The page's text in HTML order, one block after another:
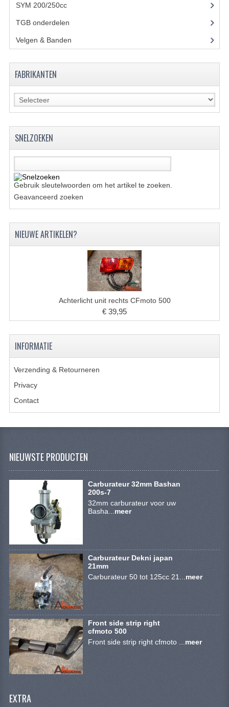
GEREEDSCHAP
BRANDSTOF SYSTEEM
ELEKTRONICA
KAPPEN EN FRAME
SCHOKBREKERS
STUUR INRICHTING
UITLAAT SYSTEEM
VERLICHTING
BASHAN 300S-18
BASHAN 400S
ONDERHOUD PRODUCTEN BASHAN QUAD
SHINERAY ONDERDELEN
SHINERAY 200STIIE-B
SHINERAY 250 STXE
BRANDSTOF SYSTEEM
ELECTRONICA
SYM 200/250cc(15)
TGB onderdelen
Velgen & Banden
FABRIKANTEN
SNELZOEKEN
Gebruik sleutelwoorden om het artikel te zoeken.
Geavanceerd zoeken
NIEUWE ARTIKELEN?
Achterlicht unit rechts CFmoto 500
€ 39,95
INFORMATIE
Verzending & Retourneren
Privacy
Contact
NIEUWSTE PRODUCTEN
Carburateur 32mm Bashan
200s-7
32mm carburateur voor uw
Basha... meer
Carburateur Dekni japan
21mm
Carburateur 50 tot 125cc 21...meer
Front side strip right
cfmoto 500
Front side strip right cfmoto ... meer
EXTRA